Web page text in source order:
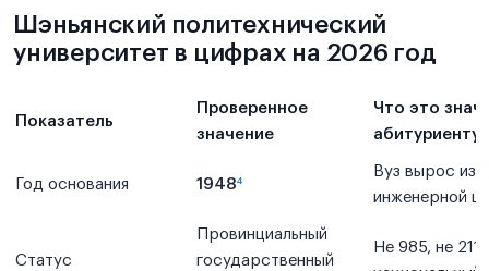
Шэньянский политехнический
университет в цифрах на 2026 год
Показатель
Проверенное
значение
Что это
абитуриенту
Год основания 1948⁴
Вуз вырос из
инженерной
Статус
Провинциальный
государственный
Не 985, не 211,